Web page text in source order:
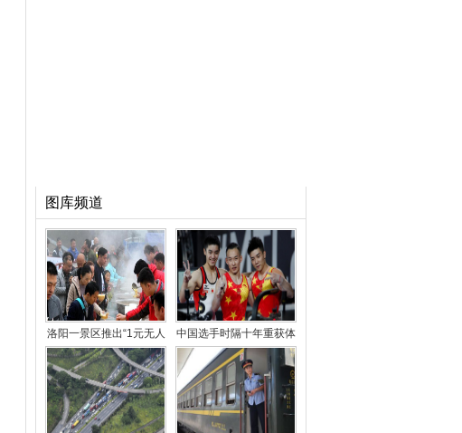
图库频道
洛阳一景区推出“1元无人
售卖午餐” 引千人
中国选手时隔十年重获体
操世锦赛男子“全能